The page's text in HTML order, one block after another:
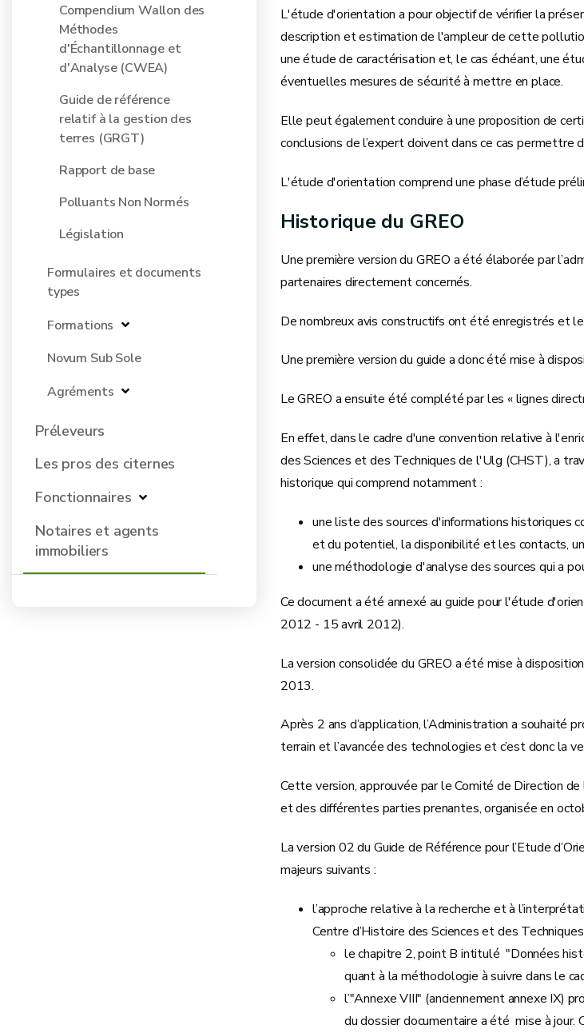
Compendium Wallon des
Méthodes
d'Échantillonnage et
d'Analyse (CWEA)
Guide de référence
relatif à la gestion des
terres (GRGT)
Rapport de base
Polluants Non Normés
Législation
Formulaires et documents
types
Formations
Novum Sub Sole
Agréments
Préleveurs
Les pros des citernes
Fonctionnaires
Notaires et agents
immobiliers
L'étude d'orientation a pour objectif de vérifier la
description et estimation de l'ampleur de cette
une étude de caractérisation et, le cas échéant, une
éventuelles mesures de sécurité à mettre en place.
Elle peut également conduire à une proposition de
conclusions de l’expert doivent dans ce cas permettre
L'étude d'orientation comprend une phase d’étude
Historique du GREO
Une première version du GREO a été élaborée par
partenaires directement concernés.
De nombreux avis constructifs ont été enregistrés et
Une première version du guide a donc été mise à
Le GREO a ensuite été complété par les « lignes
En effet, dans le cadre d'une convention relative à
des Sciences et des Techniques de l'Ulg (CHST), a
historique qui comprend notamment :
une liste des sources d'informations historiques
et du potentiel, la disponibilité et les contacts,
une méthodologie d'analyse des sources qui a
Ce document a été annexé au guide pour l'étude
2012 - 15 avril 2012).
La version consolidée du GREO a été mise à
2013.
Après 2 ans d’application, l’Administration a souhaité
terrain et l’avancée des technologies et c’est donc la
Cette version, approuvée par le Comité de Direction
et des différentes parties prenantes, organisée en
La version 02 du Guide de Référence pour l’Etude
majeurs suivants :
l’approche relative à la recherche et à
Centre d’Histoire des Sciences et des
le chapitre 2, point B intitulé "Données
quant à la méthodologie à suivre dans le
l’"Annexe VIII" (anciennement annexe IX)
du dossier documentaire a été mise à